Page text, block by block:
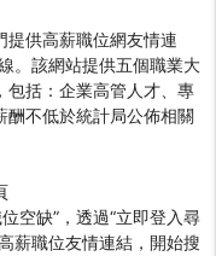
提供高薪職位網友情連
。該網站提供五個職業大
包括：企業高管人才、專
酬不低於統計局公佈相關
空缺”，透過“立即登入尋
薪職位友情連結，開始搜